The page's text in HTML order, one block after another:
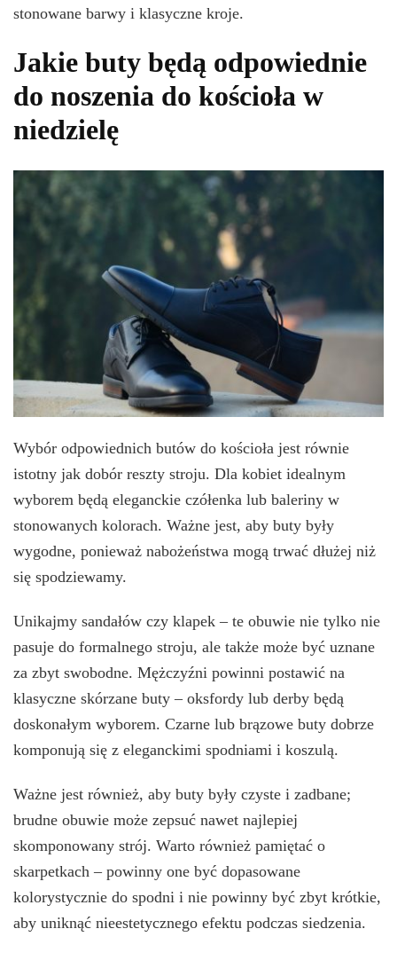
stonowane barwy i klasyczne kroje.
Jakie buty będą odpowiednie
do noszenia do kościoła w
niedzielę
Wybór odpowiednich butów do kościoła jest równie
istotny jak dobór reszty stroju. Dla kobiet idealnym
wyborem będą eleganckie czółenka lub baleriny w
stonowanych kolorach. Ważne jest, aby buty były
wygodne, ponieważ nabożeństwa mogą trwać dłużej niż
się spodziewamy.
Unikajmy sandałów czy klapek – te obuwie nie tylko nie
pasuje do formalnego stroju, ale także może być uznane
za zbyt swobodne. Mężczyźni powinni postawić na
klasyczne skórzane buty – oksfordy lub derby będą
doskonałym wyborem. Czarne lub brązowe buty dobrze
komponują się z eleganckimi spodniami i koszulą.
Ważne jest również, aby buty były czyste i zadbane;
brudne obuwie może zepsuć nawet najlepiej
skomponowany strój. Warto również pamiętać o
skarpetkach – powinny one być dopasowane
kolorystycznie do spodni i nie powinny być zbyt krótkie,
aby uniknąć nieestetycznego efektu podczas siedzenia.